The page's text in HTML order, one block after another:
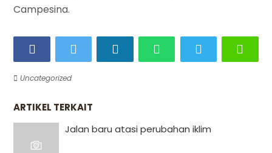
Campesina.
Uncategorized
ARTIKEL TERKAIT
Jalan baru atasi perubahan iklim